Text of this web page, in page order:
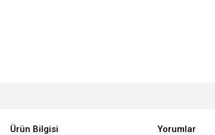
Ürün Bilgisi Yorumlar